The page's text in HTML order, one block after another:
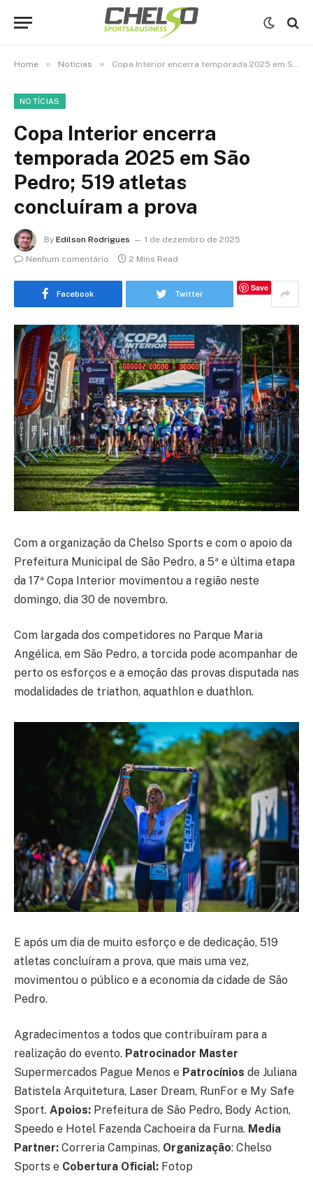
Home » Notícias » Copa Interior encerra temporada 2025 em São Pedro; 519 atletas concluíram a prova
NOTÍCIAS
Copa Interior encerra
temporada 2025 em São
Pedro; 519 atletas
concluíram a prova
By Edilson Rodrigues
1 de dezembro de 2025
Nenhum comentário
2 Mins Read
Facebook Twitter
Save
Com a organização da Chelso Sports e com o apoio da
Prefeitura Municipal de São Pedro, a 5ª e última etapa
da 17ª Copa Interior movimentou a região neste
domingo, dia 30 de novembro.
Com largada dos competidores no Parque Maria
Angélica, em São Pedro, a torcida pode acompanhar de
perto os esforços e a emoção das provas disputada nas
modalidades de triathon, aquathlon e duathlon.
E após um dia de muito esforço e de dedicação, 519
atletas concluíram a prova, que mais uma vez,
movimentou o público e a economia da cidade de São
Pedro.
Agradecimentos a todos que contribuíram para a
realização do evento. Patrocinador Master
Supermercados Pague Menos e Patrocínios de Juliana
Batistela Arquitetura, Laser Dream, RunFor e My Safe
Sport. Apoios: Prefeitura de São Pedro, Body Action,
Speedo e Hotel Fazenda Cachoeira da Furna. Media
Partner: Correria Campinas, Organização: Chelso
Sports e Cobertura Oficial: Fotop